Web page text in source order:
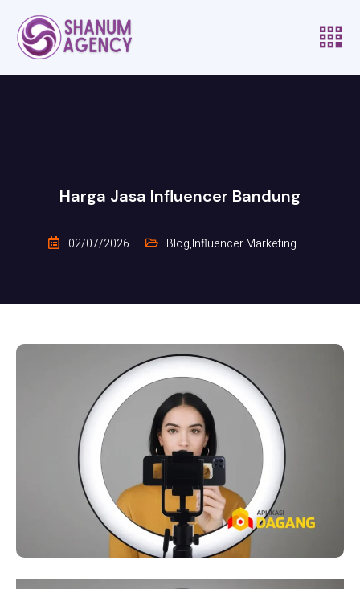
Harga Jasa Influencer Bandung
02/07/2026 Blog,Influencer Marketing